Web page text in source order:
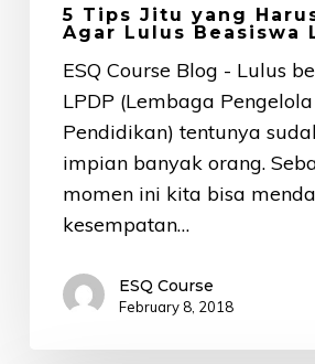
Lulus
Beasiswa
LPDP
5 Tips Jitu yang
Agar Lulus Beasiswa
ESQ Course Blog - Lulus
LPDP (Lembaga
Pendidikan) tentunya
impian banyak orang.
momen ini kita bisa
kesempatan…
ESQ Course
February 8, 2018